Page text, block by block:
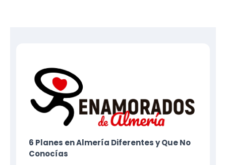
6 Planes​ en Almería Diferentes y Que No
Conocías